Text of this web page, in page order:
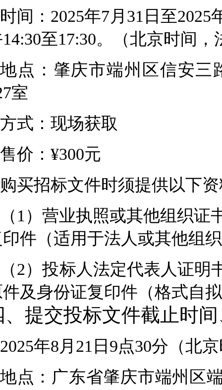
时间： 2025年7 月 31 日至2025
至17:30。（北京时间
地点： 肇庆市端州区信安三
室
方式：现场获取
售价：¥300元
购买招标文件时须提供以下
（1）营业执照或其他组织
件（适用于法人或其他组
（2）投标人法定代表人证明
及身份证复印件（格式自拟
、提交投标文件截止时
2025年8月 21 日 9点30分（北
地点： 广东省肇庆市端州区